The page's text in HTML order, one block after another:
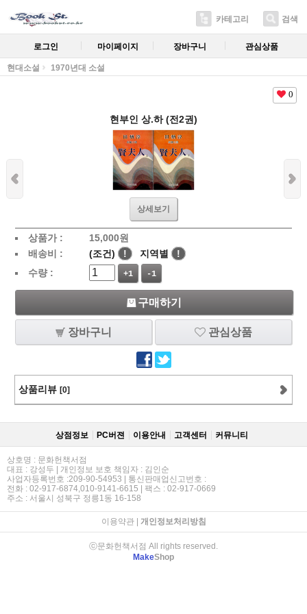
카테고리 검색
로그인 마이페이지 장바구니 관심상품
현대소설 1970년대 소설
0
현부인 상.하 (전2권)
상세보기
상품가 : 15,000원
배송비 :
(조건) ! 지역별
!
수량 :
+1 -1
구매하기
장바구니 관심상품
상품리뷰 [0]
상점정보 PC버젼 이용안내 고객센터 커뮤니티
상호명 : 문화헌책서점
대표 : 강성두 | 개인정보 보호 책임자 : 김인순
사업자등록번호 :209-90-54953 | 통신판매업신고번호 :
전화 : 02-917-6874,010-9141-6615 | 팩스 : 02-917-0669
주소 : 서울시 성북구 정릉1동 16-158
이용약관| 개인정보처리방침
ⓒ문화헌책서점 All rights reserved.
MakeShop